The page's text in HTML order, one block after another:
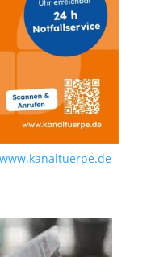
www.kanaltuerpe.de